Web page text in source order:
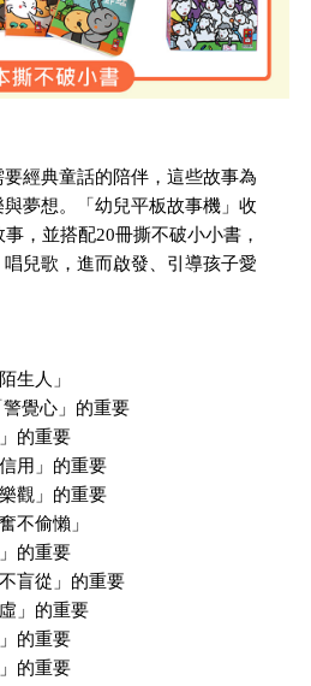
經典童話的陪伴，這些故事為
夢想。「幼兒平板故事機」收
，並搭配20冊撕不破小小書，
兒歌，進而啟發、引導孩子愛
生人」
覺心」的重要
的重要
用」的重要
觀」的重要
不偷懶」
的重要
盲從」的重要
」的重要
的重要
的重要